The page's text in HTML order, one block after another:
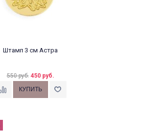
Штамп 3 см Астра
550 руб. 450 руб.